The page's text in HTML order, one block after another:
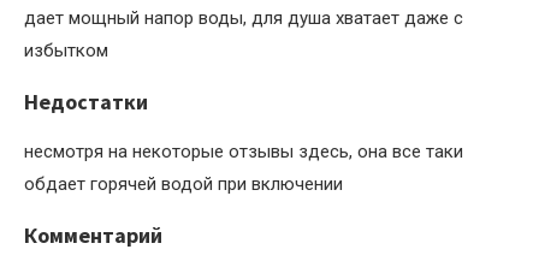
дает мощный напор воды, для душа хватает даже с
избытком
Недостатки
несмотря на некоторые отзывы здесь, она все таки
обдает горячей водой при включении
Комментарий